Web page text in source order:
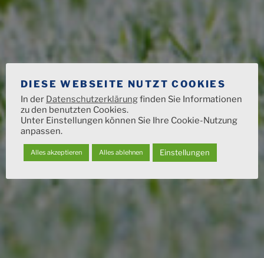
DIESE WEBSEITE NUTZT COOKIES
In der Datenschutzerklärungfinden Sie Informationen
zu den benutzten Cookies.
Unter Einstellungen können Sie Ihre Cookie-Nutzung
anpassen.
Alles akzeptieren Alles ablehnen Einstellungen